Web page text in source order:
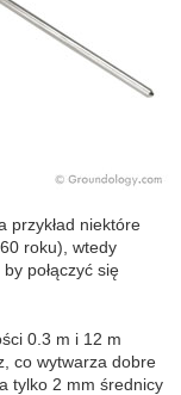
przykład niektóre
roku), wtedy
połączyć się
0.3 m i 12 m
co wytwarza dobre
tylko 2 mm średnicy